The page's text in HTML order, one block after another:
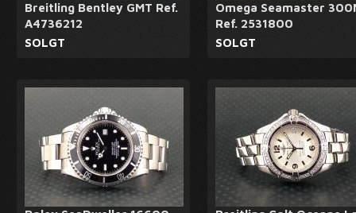
Breitling Bentley GMT Ref.
A4736212
SOLGT
Omega Seamaster
Ref. 2531800
SOLGT